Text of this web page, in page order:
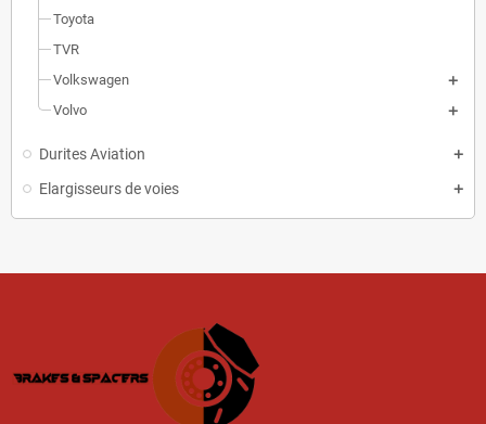
Toyota
TVR
Volkswagen
Volvo
Durites Aviation
Elargisseurs de voies